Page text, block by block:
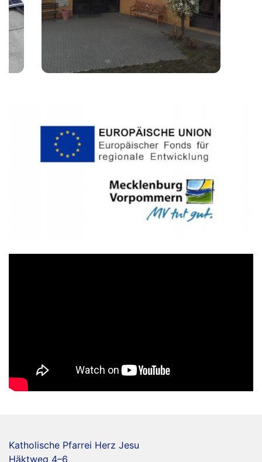
Katholische Pfarrei Herz Jesu
Häktweg 4–6